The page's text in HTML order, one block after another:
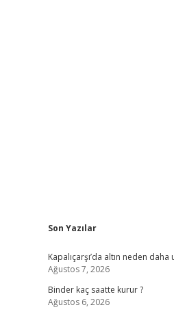
Sidebar
Son Yazılar
Kapalıçarşı’da altın neden daha
Ağustos 7, 2026
Binder kaç saatte kurur ?
Ağustos 6, 2026
ilbet güncel giriş adresi